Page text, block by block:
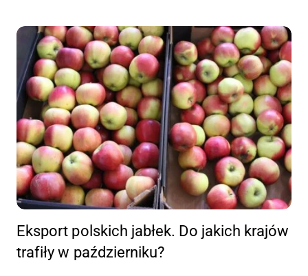
Eksport polskich jabłek. Do jakich krajów
trafiły w październiku?